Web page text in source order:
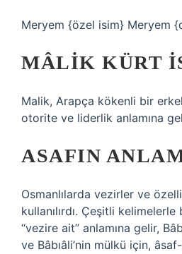
Meryem {özel isim} Meryem
MÂLIK KÜRT
Malik, Arapça kökenli bir
otorite ve liderlik anlamına
ASAFIN
Osmanlılarda vezirler ve
kullanılırdı. Çeşitli
“vezire ait” anlamına gelir,
ve Bâbıâli’nin mülkü için,